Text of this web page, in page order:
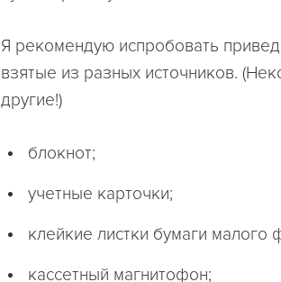
Я рекомендую испробовать
взятые из разных источников.
другие!)
блокнот;
учетные карточки;
клейкие листки бумаги малого
кассетный магнитофон;